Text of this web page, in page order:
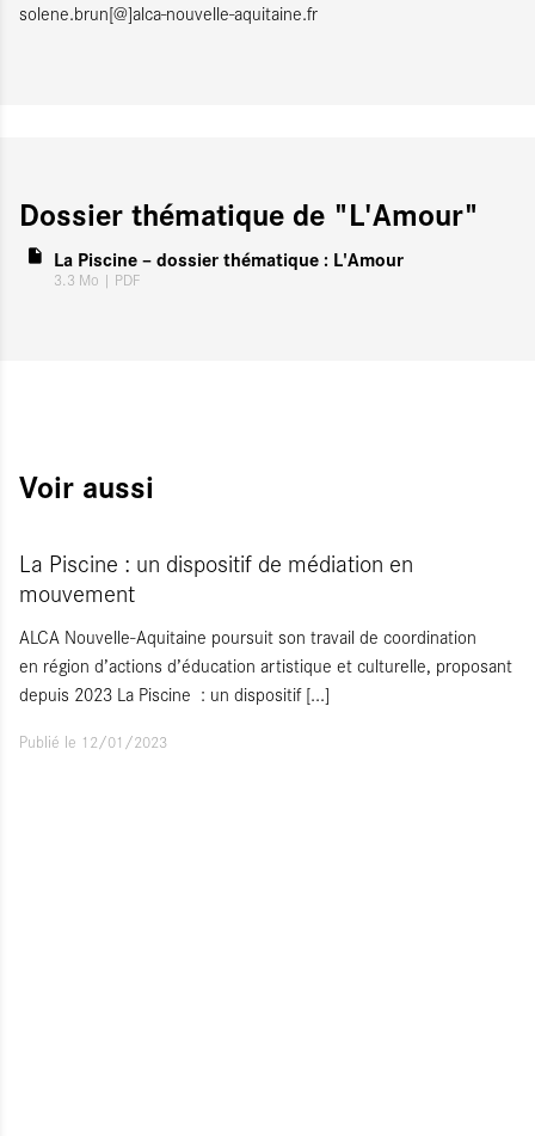
solene.brun[@]alca-nouvelle-aquitaine.fr
Dossier thématique de "L'Amour"
La Piscine – dossier thématique : L'Amour
3.3 Mo | PDF
Voir aussi
La Piscine : un dispositif de médiation en
mouvement
ALCA Nouvelle-Aquitaine poursuit son travail de coordination
en région d’actions d’éducation artistique et culturelle, proposant
depuis 2023 La Piscine : un dispositif[...]
Publié le 12/01/2023